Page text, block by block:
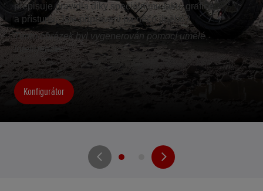
přepisuje pravidla díky speciálnímu laku, grafice
a přístupu. Jste připraveni na něco jiného?
Tento obrázek byl vygenerován pomocí umělé
inteligence.
Konfigurátor